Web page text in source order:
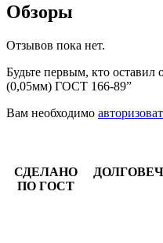
Обзоры
Отзывов пока нет.
Будьте первым, кто
(0,05мм) ГОСТ 166-89”
Вам необходимо
СДЕЛАНО
ПО ГОСТ